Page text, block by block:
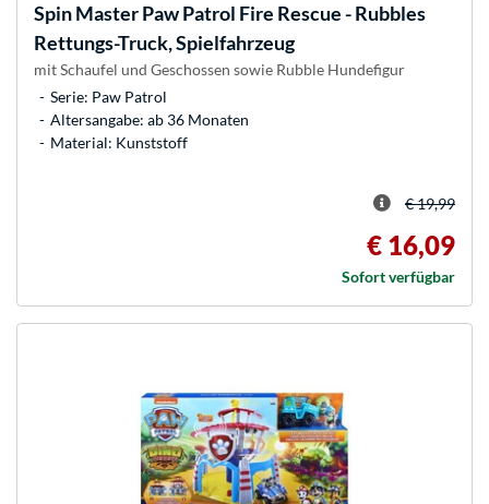
Spin MasterPaw Patrol Fire Rescue - Rubbles
Rettungs-Truck, Spielfahrzeug
mit Schaufel und Geschossen sowie Rubble Hundefigur
Serie: Paw Patrol
Altersangabe: ab 36 Monaten
Material: Kunststoff
€ 19,99
€ 16,09
Sofort verfügbar